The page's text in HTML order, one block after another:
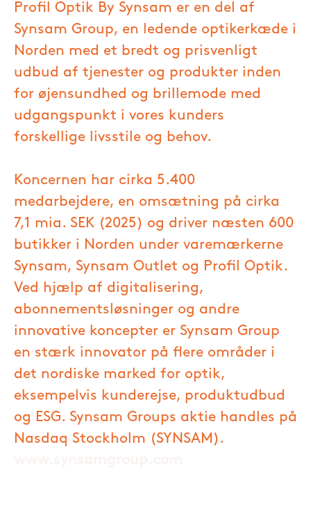
Profil Optik By Synsam er en del af
Synsam Group, en ledende optikerkæde i
Norden med et bredt og prisvenligt
udbud af tjenester og produkter inden
for øjensundhed og brillemode med
udgangspunkt i vores kunders
forskellige livsstile og behov.
Koncernen har cirka 5.400
medarbejdere, en omsætning på cirka
7,1 mia. SEK (2025) og driver næsten 600
butikker i Norden under varemærkerne
Synsam, Synsam Outlet og Profil Optik.
Ved hjælp af digitalisering,
abonnementsløsninger og andre
innovative koncepter er Synsam Group
en stærk innovator på flere områder i
det nordiske marked for optik,
eksempelvis kunderejse, produktudbud
og ESG. Synsam Groups aktie handles på
Nasdaq Stockholm (SYNSAM).